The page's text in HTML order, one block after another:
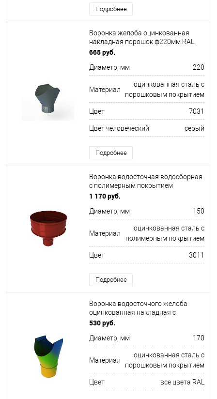
Подробнее
Воронка желоба оцинкованная
накладная порошок ф220мм RAL
7031
665 руб.
Диаметр, мм 220
Материал
оцинкованная сталь с
порошковым покрытием
Цвет 7031
Цвет человеческий серый
Подробнее
Воронка водосточная водосборная
с полимерным покрытием
Металлпрофиль ф150х350мм RAL
1 170 руб.
Диаметр, мм 150
Материал
оцинкованная сталь с
полимерным покрытием
Цвет 3011
Подробнее
Воронка водосточного желоба
оцинкованная накладная с
порошковым покрытием ф170мм
530 руб.
Диаметр, мм 170
Материал
оцинкованная сталь с
порошковым покрытием
Цвет все цвета RAL